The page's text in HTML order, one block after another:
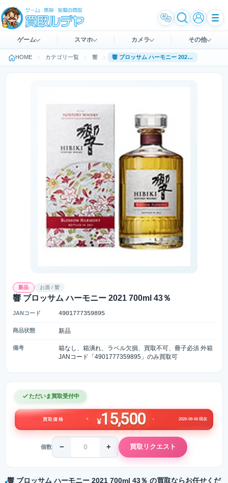
ゲーム スマホ カメラ その他
HOME カテゴリ一覧 響 響 ブロッサム ハーモニー 2021 700ml 43％
新品 お酒 / 響
響 ブロッサム ハーモニー 2021 700ml 43％
JANコード 4901777359895
商品状態 新品
備考
箱なし、箱潰れ、ラベル欠損、買取不可、冊子必須 外箱
JANコード「4901777359895」のみ買取可
ただいま買取受付中
買取価格 ¥15,500 2026-08-06 現在
個数 − + 買取リクエスト
響 ブロッサム ハーモニー 2021 700ml 43％ の買取ならお任せくだ